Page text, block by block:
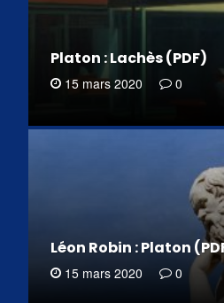
Platon : Lachès (PDF)
15 mars 2020 0
Léon Robin : Platon
15 mars 2020 0